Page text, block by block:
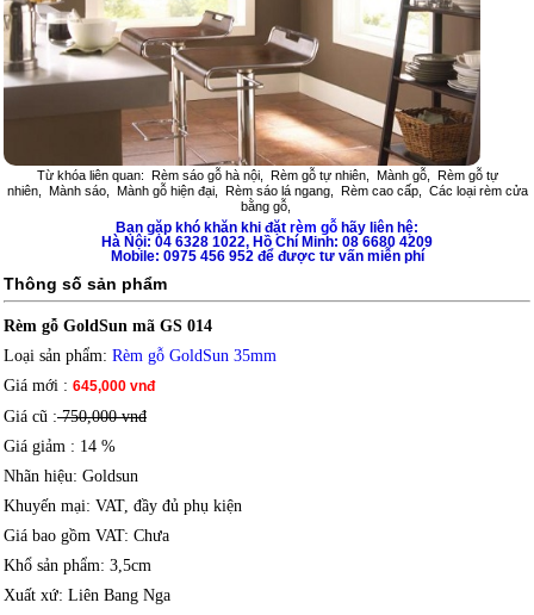
Từ khóa liên quan: Rèm sáo gỗ hà nội, Rèm gỗ tự nhiên, Mành gỗ, Rèm gỗ tự
nhiên, Mành sáo, Mành gỗ hiện đại, Rèm sáo lá ngang, Rèm cao cấp, Các loại rèm cửa
bằng gỗ,
Bạn gặp khó khăn khi đặt rèm gỗ hãy liên hệ:
Hà Nội: 04 6328 1022, Hồ Chí Minh: 08 6680 4209
Mobile: 0975 456 952 để được tư vấn miễn phí
Thông số sản phẩm
Rèm gỗ GoldSun mã GS 014
Loại sản phẩm: Rèm gỗ GoldSun 35mm
Giá mới : 645,000 vnđ
Giá cũ :750,000 vnđ
Giá giảm : 14 %
Nhãn hiệu: Goldsun
Khuyến mại: VAT, đầy đủ phụ kiện
Giá bao gồm VAT: Chưa
Khổ sản phẩm: 3,5cm
Xuất xứ: Liên Bang Nga